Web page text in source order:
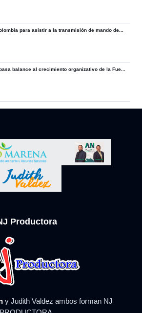
para asistir a la transmisión de mando de...
balance al crecimiento organizativo de la Fue...
Productora
y Judith Valdez ambos forman NJ